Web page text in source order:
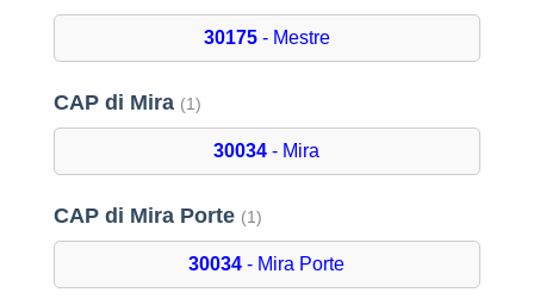
30175- Mestre
CAP di Mira (1)
30034 - Mira
CAP di Mira Porte (1)
30034 - Mira Porte